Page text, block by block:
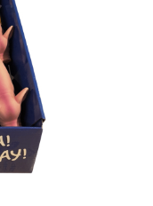
LATEX, 12 STK.